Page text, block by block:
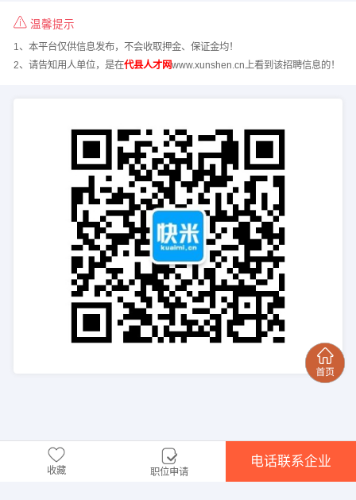
温馨提示
1、本平台仅供信息发布，不会收取押金、保证金均！
2、请告知用人单位，是在代县人才网www.xunshen.cn上看到该招聘信息的！
收藏 职位申请
电话联系企业